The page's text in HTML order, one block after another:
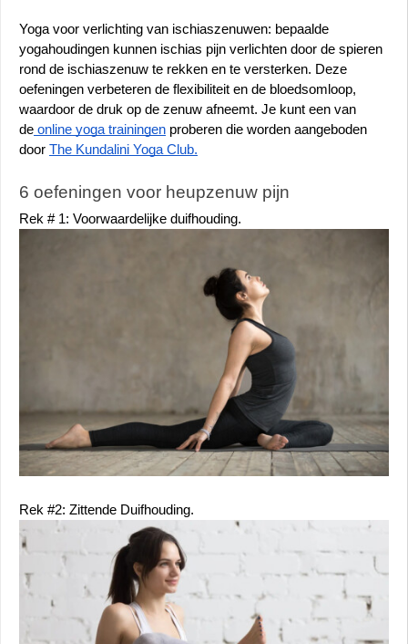
Yoga voor verlichting van ischiaszenuwen: bepaalde
yogahoudingen kunnen ischias pijn verlichten door de spieren
rond de ischiaszenuw te rekken en te versterken. Deze
oefeningen verbeteren de flexibiliteit en de bloedsomloop,
waardoor de druk op de zenuw afneemt. Je kunt een van
de online yoga trainingen proberen die worden aangeboden
door The Kundalini Yoga Club.
6 oefeningen voor heupzenuw pijn
Rek # 1: Voorwaardelijke duifhouding.
Rek #2: Zittende Duifhouding.